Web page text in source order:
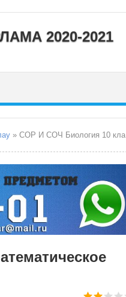
2020-2021
» СОР И СОЧ Биология 10 класс (естественно-математическое направление)